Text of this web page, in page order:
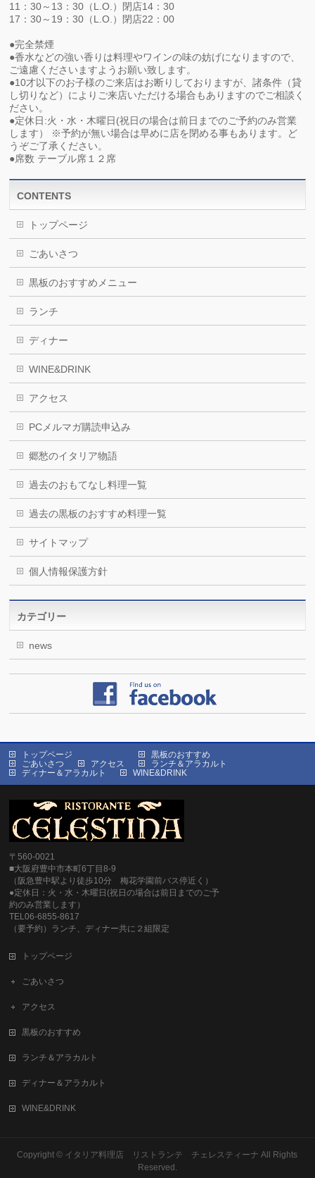
11：30～13：30（L.O.）閉店14：30
17：30～19：30（L.O.）閉店22：00
●完全禁煙
●香水などの強い香りは料理やワインの味の妨げになりますので、
ご遠慮くださいますようお願い致します。
●10才以下のお子様のご来店はお断りしておりますが、諸条件（貸
し切りなど）によりご来店いただける場合もありますのでご相談く
ださい。
●定休日:火・水・木曜日(祝日の場合は前日までのご予約のみ営業
します） ※予約が無い場合は早めに店を閉める事もあります。ど
うぞご了承ください。
●席数 テーブル席１２席
CONTENTS
トップページ
ごあいさつ
黒板のおすすめメニュー
ランチ
ディナー
WINE&DRINK
アクセス
PCメルマガ購読申込み
郷愁のイタリア物語
過去のおもてなし料理一覧
過去の黒板のおすすめ料理一覧
サイトマップ
個人情報保護方針
カテゴリー
news
トップページ
ごあいさつ
アクセス
黒板のおすすめ
ランチ＆アラカルト
ディナー＆アラカルト
WINE&DRINK
〒560-0021
■大阪府豊中市本町6丁目8-9
（阪急豊中駅より徒歩10分 梅花学園前バス停近く）
●定休日：火・水・木曜日(祝日の場合は前日までのご予
約のみ営業します）
TEL06-6855-8617
（要予約）ランチ、ディナー共に２組限定
トップページ
ごあいさつ
アクセス
黒板のおすすめ
ランチ＆アラカルト
ディナー＆アラカルト
WINE&DRINK
Copyright © イタリア料理店 リストランテ チェレスティーナ All Rights
Reserved.